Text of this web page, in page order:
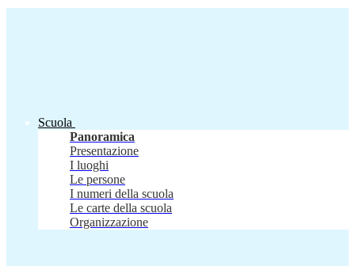
Scuola
Panoramica
Presentazione
I luoghi
Le persone
I numeri della scuola
Le carte della scuola
Organizzazione